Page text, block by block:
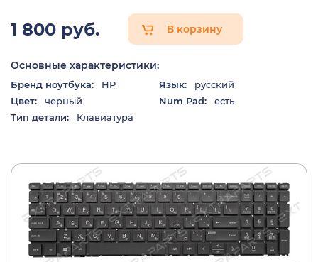
1 800 руб. В корзину
Основные характеристики:
Бренд ноутбука: HP Язык:
русский
Цвет:
черный Num Pad:
есть
Тип детали:
Клавиатура